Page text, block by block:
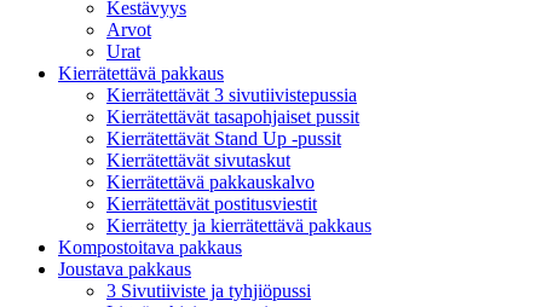
Kestävyys
Arvot
Urat
Kierrätettävä pakkaus
Kierrätettävät 3 sivutiivistepussia
Kierrätettävät tasapohjaiset pussit
Kierrätettävät Stand Up -pussit
Kierrätettävät sivutaskut
Kierrätettävä pakkauskalvo
Kierrätettävät postitusviestit
Kierrätetty ja kierrätettävä pakkaus
Kompostoitava pakkaus
Joustava pakkaus
3 Sivutiiviste ja tyhjiöpussi